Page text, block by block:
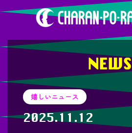
NEWS
嬉しいニュース
2025.11.12